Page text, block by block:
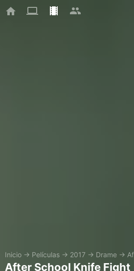
Inicio → Películas → 2017 → Drame →
After School Knife Fight